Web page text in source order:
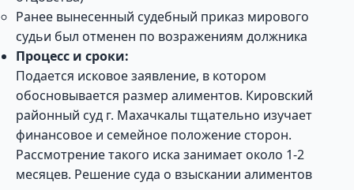
Ранее вынесенный судебный приказ мирового
судьи был отменен по возражениям должника
Процесс и сроки:
Подается исковое заявление, в котором
обосновывается размер алиментов. Кировский
районный суд г. Махачкалы тщательно изучает
финансовое и семейное положение сторон.
Рассмотрение такого иска занимает около 1-2
месяцев. Решение суда о взыскании алиментов